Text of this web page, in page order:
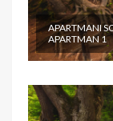
APARTMANI
APARTMAN 1